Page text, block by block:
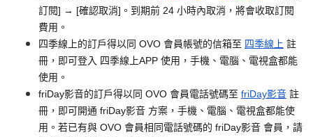
訂閱] → [確認取消]。到期前 24 小時內取消，將會收取訂閱
費用。
四季線上的訂戶得以同 OVO 會員帳號的信箱至 四季線上 註
冊，即可登入 四季線上APP 使用，手機、電腦、電視盒都能
使用。
friDay影音的訂戶得以同 OVO 會員電話號碼至 friDay影音 註
冊，即可開通 friDay影音 方案，手機、電腦、電視盒都能使
用。若已有與 OVO 會員相同電話號碼的 friDay影音 會員，請